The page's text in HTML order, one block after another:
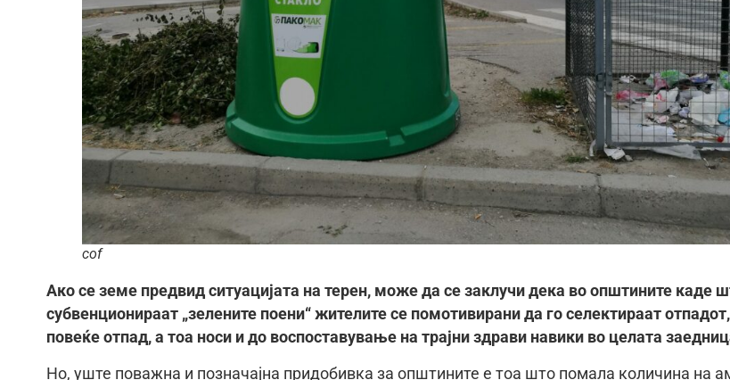
cof
Ако се земе предвид ситуацијата на терен, може да се заклучи дека во општините каде
субвенционираат „зелените поени“ жителите се помотивирани да го селектираат
повеќе отпад, а тоа носи и до воспоставување на трајни здрави навики во целата
Но, уште поважна и позначајна придобивка за општините е тоа што помала количина на